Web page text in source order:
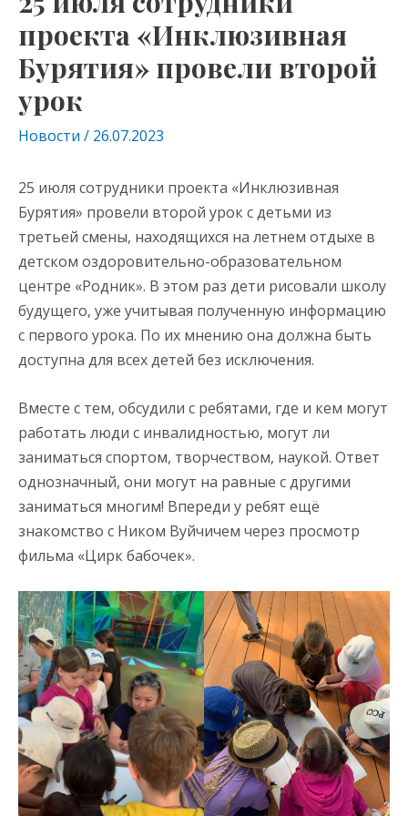
проекта «Инклюзивная
Бурятия» провели второй
урок
Новости / 26.07.2023
25 июля сотрудники проекта «Инклюзивная
Бурятия» провели второй урок с детьми из
третьей смены, находящихся на летнем отдыхе в
детском оздоровительно-образовательном
центре «Родник». В этом раз дети рисовали школу
будущего, уже учитывая полученную информацию
с первого урока. По их мнению она должна быть
доступна для всех детей без исключения.
Вместе с тем, обсудили с ребятами, где и кем могут
работать люди с инвалидностью, могут ли
заниматься спортом, творчеством, наукой. Ответ
однозначный, они могут на равные с другими
заниматься многим! Впереди у ребят ещё
знакомство с Ником Вуйчичем через просмотр
фильма «Цирк бабочек».